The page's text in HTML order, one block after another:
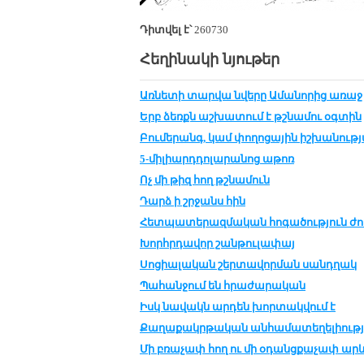
Դիտվել է՝260730
Հեղինակի նյութեր
Առնե­տի տար­վա նվե­րը Ա­մա­նո­րից ա­ռաջ
Երբ ձեռքն աշ­խա­տում է թշ­նա­մու օգ­տին
Բու­մե­րանգ, կամ փո­ղո­ցա­յին
5-մի­լիարդ­դո­լա­րա­նոց ա­թոռ
Ոչ մի թիզ հող թշ­նա­մուն
Դարձ ի շր­ջանս հին
Հետ­պա­տե­րազ­մա­կան հո­գա­ծու­թ­յուն
Խորհր­դա­վոր շան­թու­լա­փայ
Սո­ցիա­լա­կան շեր­տա­վոր­ման սանդ­ղակ
Պա­հան­ջում են հրա­ժա­րա­կան
Իսկ նավակն արդեն խորտակվում է
Քա­ղա­քակր­թա­կան
Մի բռա­չափ հող ու մի օ­դանց­քա­չափ